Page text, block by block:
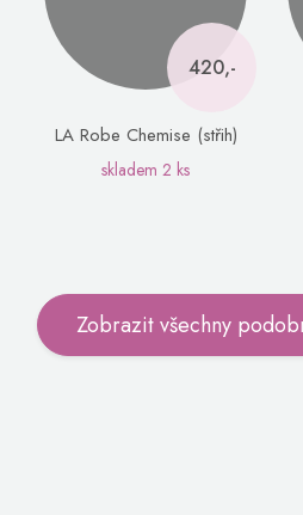
420,-
LA Robe Chemise (střih)
skladem 2 ks
Zobrazit všechny